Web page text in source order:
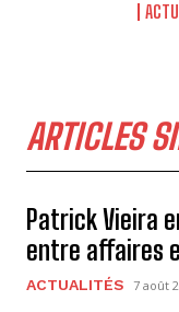
ARTICLES
Patrick Vieira
entre affaires
ACTUALITÉS 7 août